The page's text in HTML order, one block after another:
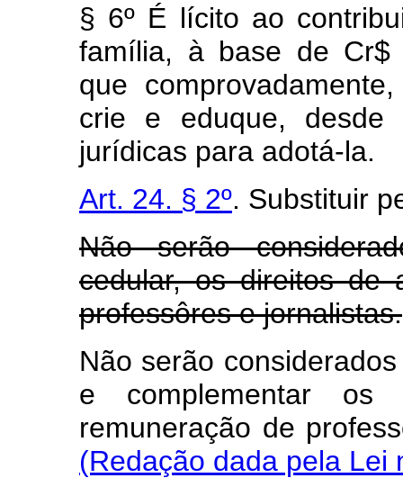
§ 6º É lícito ao
família, à base de Cr$
que
crie e eduque, desde
jurídicas para adotá-la.
Art. 24. § 2º. Substituir
Não serão
cedular, os direitos de
professôres e jornalistas.
Não serão
e complementar
remuneração de
(Redação dada pela Lei